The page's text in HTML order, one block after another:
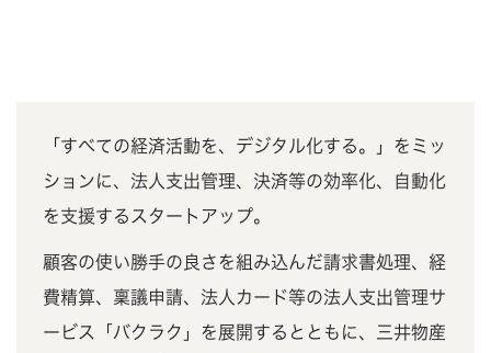
「すべての経済活動を、デジタル化する。」をミッ
ションに、法人支出管理、決済等の効率化、自動化
を支援するスタートアップ。
顧客の使い勝手の良さを組み込んだ請求書処理、経
費精算、稟議申請、法人カード等の法人支出管理サ
ービス「バクラク」を展開するとともに、三井物産